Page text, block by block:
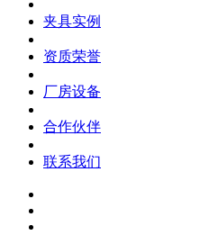
夹具实例
资质荣誉
厂房设备
合作伙伴
联系我们